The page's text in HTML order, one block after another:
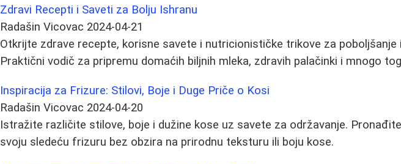
Zdravi Recepti i Saveti za Bolju Ishranu
Radašin Vicovac 2024-04-21
Otkrijte zdrave recepte, korisne savete i nutricionističke trikove za poboljšanje
Praktični vodič za pripremu domaćih biljnih mleka, zdravih palačinki i mnogo
Inspiracija za Frizure: Stilovi, Boje i Duge Priče o Kosi
Radašin Vicovac 2024-04-20
Istražite različite stilove, boje i dužine kose uz savete za održavanje.
svoju sledeću frizuru bez obzira na prirodnu teksturu ili boju kose.